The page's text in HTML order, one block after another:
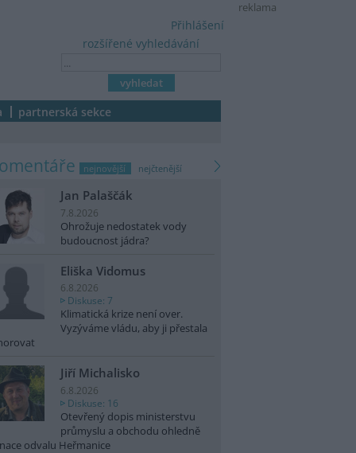
reklama
rozšířené vyhledávání
Přihlášení
partnerská sekce
nejnovější nejčtenější
Jan Palaščák
7.8.2026
Ohrožuje nedostatek vody
budoucnost jádra?
Eliška Vidomus
6.8.2026
Diskuse: 7
Klimatická krize není over.
Vyzýváme vládu, aby ji přestala
Jiří Michalisko
6.8.2026
Diskuse: 16
Otevřený dopis ministerstvu
průmyslu a obchodu ohledně
odvalu Heřmanice